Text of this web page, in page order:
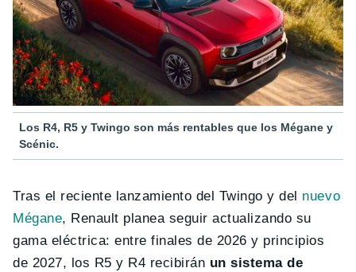
Los R4, R5 y Twingo son más rentables que los Mégane y
Scénic.
Tras el reciente lanzamiento del Twingo y del nuevo
Mégane, Renault planea seguir actualizando su
gama eléctrica: entre finales de 2026 y principios
de 2027, los R5 y R4 recibirán un sistema de